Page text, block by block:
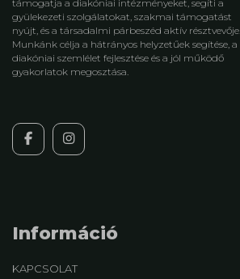
támogatja a diakóniai intézményeket, segíti a
gyülekezeti szolgálatokat, szakmai támogatást
nyújt, és a társadalmi párbeszéd aktív résztvevője.
Munkánk célja a hátrányos helyzetűek segítése, a
diakóniai szemlélet fejlesztése és a jól működő
gyakorlatok megosztása.
Információ
KAPCSOLAT